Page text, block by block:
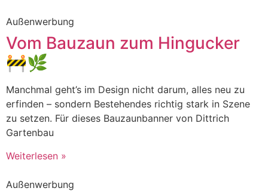
Außenwerbung
Vom Bauzaun zum Hingucker
🚧🌿
Manchmal geht’s im Design nicht darum, alles neu zu
erfinden – sondern Bestehendes richtig stark in Szene
zu setzen. Für dieses Bauzaunbanner von Dittrich
Gartenbau
Weiterlesen »
Außenwerbung